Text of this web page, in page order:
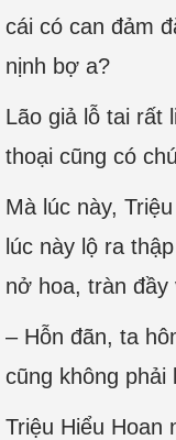
cái có can đảm
nịnh bợ a?
Lão giả lỗ tai rất
thoại cũng có
Mà lúc này,
lúc này lộ ra
nở hoa, tràn đầy
– Hỗn đãn, ta
cũng không phải
Triệu Hiểu Hoan